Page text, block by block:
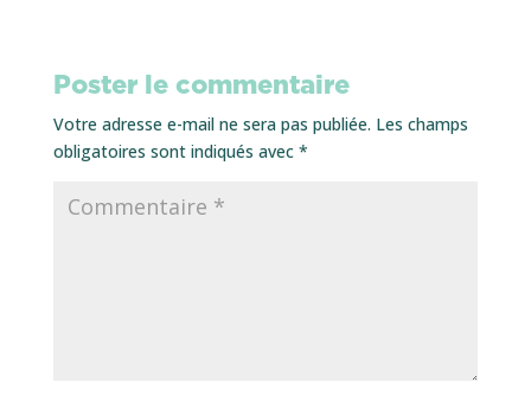
Poster le commentaire
Votre adresse e-mail ne sera pas publiée. Les champs
obligatoires sont indiqués avec *